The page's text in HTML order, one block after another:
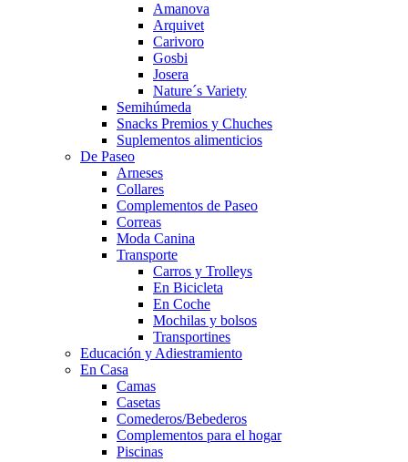
Amanova
Arquivet
Carivoro
Gosbi
Josera
Nature´s Variety
Semihúmeda
Snacks Premios y Chuches
Suplementos alimenticios
De Paseo
Arneses
Collares
Complementos de Paseo
Correas
Moda Canina
Transporte
Carros y Trolleys
En Bicicleta
En Coche
Mochilas y bolsos
Transportines
Educación y Adiestramiento
En Casa
Camas
Casetas
Comederos/Bebederos
Complementos para el hogar
Piscinas